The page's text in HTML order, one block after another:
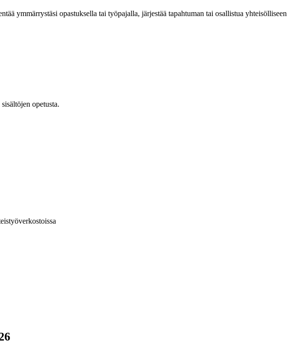
ymmärrystäsi opastuksella tai työpajalla, järjestää tapahtuman tai osallistua yhteisölliseen
opetusta.